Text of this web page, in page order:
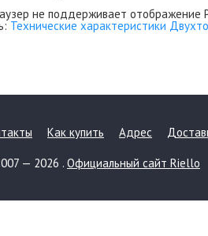
не поддерживает отображение
Технические характеристики
Как купить Адрес
— 2026 . Официальный сайт Riello